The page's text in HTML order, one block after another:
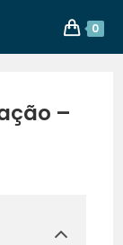
0
–